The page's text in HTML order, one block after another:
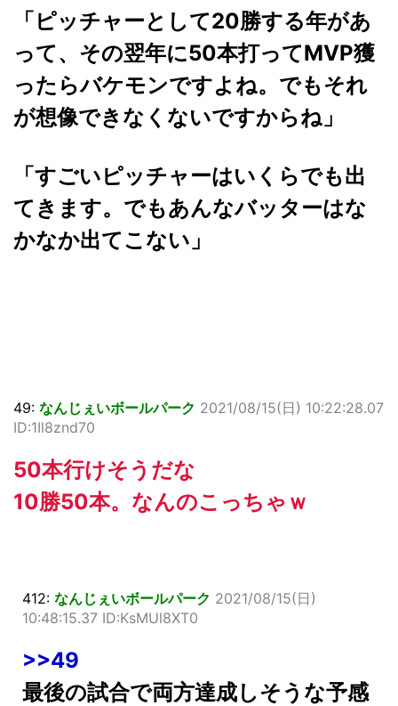
「ピッチャーとして20勝する年があ
って、その翌年に50本打ってMVP獲
ったらバケモンですよね。でもそれ
が想像できなくないですからね」
「すごいピッチャーはいくらでも出
てきます。でもあんなバッターはな
かなか出てこない」
49: なんじぇいボールパーク 2021/08/15(日) 10:22:28.07
ID:1Il8znd70
50本行けそうだな
10勝50本。なんのこっちゃｗ
412: なんじぇいボールパーク 2021/08/15(日)
10:48:15.37 ID:KsMUl8XT0
>>49
最後の試合で両方達成しそうな予感